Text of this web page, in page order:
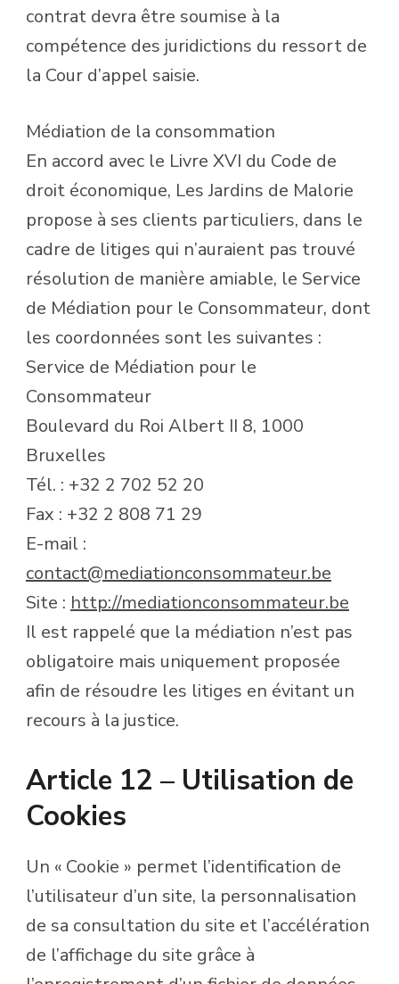
contrat devra être soumise à la
compétence des juridictions du ressort de
la Cour d’appel saisie.
Médiation de la consommation
En accord avec le Livre XVI du Code de
droit économique, Les Jardins de Malorie
propose à ses clients particuliers, dans le
cadre de litiges qui n’auraient pas trouvé
résolution de manière amiable, le Service
de Médiation pour le Consommateur, dont
les coordonnées sont les suivantes :
Service de Médiation pour le
Consommateur
Boulevard du Roi Albert II 8, 1000
Bruxelles
Tél. : +32 2 702 52 20
Fax : +32 2 808 71 29
E-mail :
contact@mediationconsommateur.be
Site : http://mediationconsommateur.be
Il est rappelé que la médiation n’est pas
obligatoire mais uniquement proposée
afin de résoudre les litiges en évitant un
recours à la justice.
Article 12 – Utilisation de
Cookies
Un « Cookie » permet l’identification de
l’utilisateur d’un site, la personnalisation
de sa consultation du site et l’accélération
de l’affichage du site grâce à